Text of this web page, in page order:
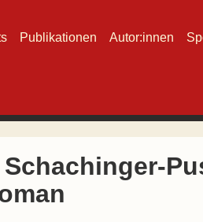
Publikationen Autor:innen